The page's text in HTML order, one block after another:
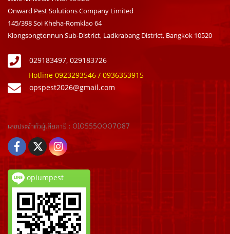
Onward Pest Solutions Company Limited
145/398 Soi Kheha-Romklao 64
Klongsongtonnun Sub-District, Ladkrabang District, Bangkok 10520
029183497, 029183726
Hotline 0923293546 / 0936353915
opspest2026@gmail.com
เลขประจำตัวผู้เสียภาษี : 0105550007087
opiumpest